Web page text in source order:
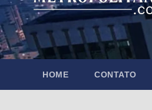
HOME CONTATO